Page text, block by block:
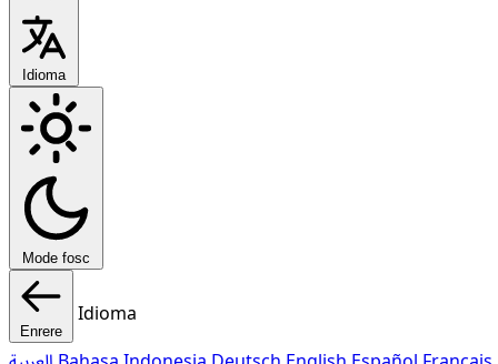
Idioma
Mode fosc
Enrere
Idioma